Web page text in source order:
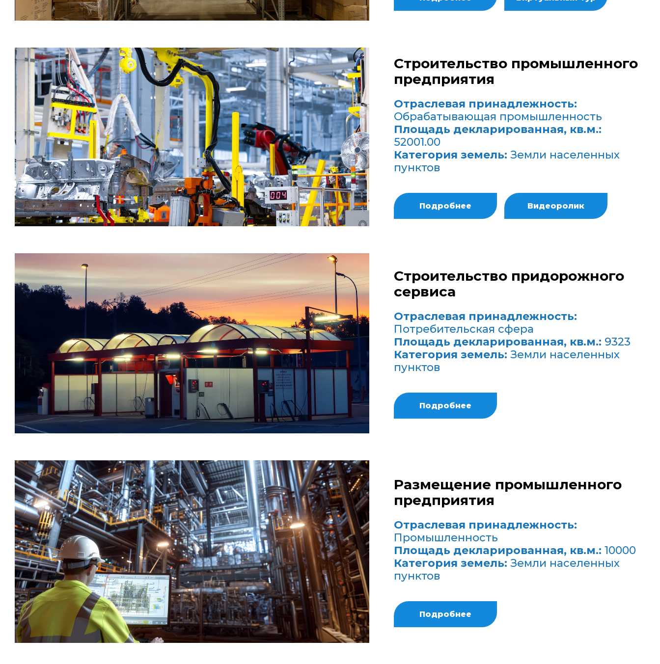
Строительство промышленного
предприятия
Отраслевая принадлежность:
Обрабатывающая промышленность
Площадь декларированная, кв.м.:
52001.00
Категория земель: Земли населенных
пунктов
Подробнее Видеоролик
Строительство придорожного
сервиса
Отраслевая принадлежность:
Потребительская сфера
Площадь декларированная, кв.м.: 9323
Категория земель: Земли населенных
пунктов
Подробнее
Размещение промышленного
предприятия
Отраслевая принадлежность:
Промышленность
Площадь декларированная, кв.м.: 10000
Категория земель: Земли населенных
пунктов
Подробнее